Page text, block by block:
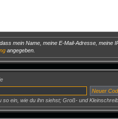
mein Name, meine E-Mail-Adresse, meine
angegeben.
so ein, wie du ihn siehst; Groß- und